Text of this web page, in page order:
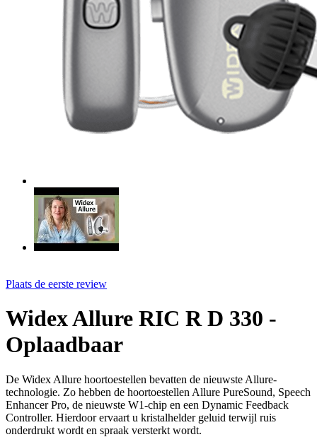
Plaats de eerste review
Widex Allure RIC R D 330 -
Oplaadbaar
De Widex Allure hoortoestellen bevatten de nieuwste Allure-
technologie. Zo hebben de hoortoestellen Allure PureSound, Speech
Enhancer Pro, de nieuwste W1-chip en een Dynamic Feedback
Controller. Hierdoor ervaart u kristalhelder geluid terwijl ruis
onderdrukt wordt en spraak versterkt wordt.